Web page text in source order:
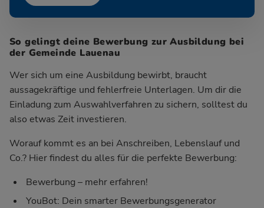
So gelingt deine Bewerbung zur Ausbildung bei
der Gemeinde Lauenau
Wer sich um eine Ausbildung bewirbt, braucht
aussagekräftige und fehlerfreie Unterlagen. Um dir die
Einladung zum Auswahlverfahren zu sichern, solltest du
also etwas Zeit investieren.
Worauf kommt es an bei Anschreiben, Lebenslauf und
Co.? Hier findest du alles für die perfekte Bewerbung:
Bewerbung – mehr erfahren!
YouBot: Dein smarter Bewerbungsgenerator